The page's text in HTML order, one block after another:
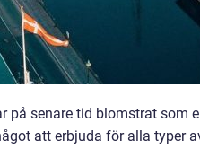
på senare tid blomstrat som
att erbjuda för alla typer